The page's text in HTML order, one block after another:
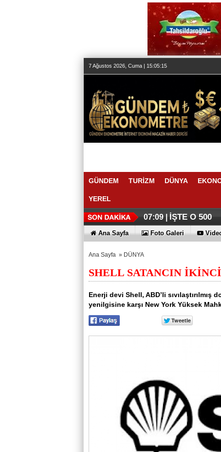
7 Ağustos 2026, Cuma | 15:05:16
GÜNDEM TURİZM DÜNYA
YEREL
07:09 | İŞTE O 500
Ana Sayfa Foto Galeri
Ana Sayfa » DÜNYA
SHELL SATANCIN
Enerji devi Shell, ABD’li
yenilgisine karşı New York Yüksek